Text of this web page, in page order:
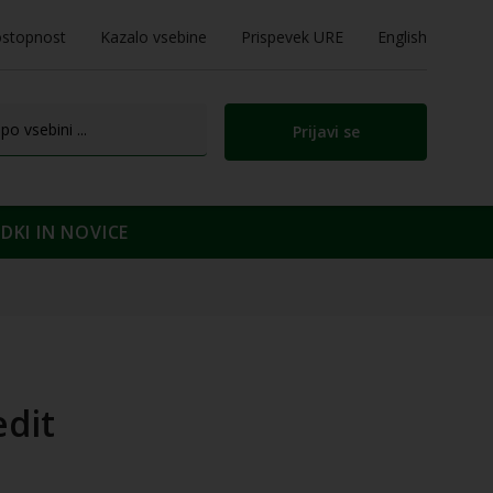
Kazalo vsebine Prispevek URE English
Prijavi se
IN NOVICE